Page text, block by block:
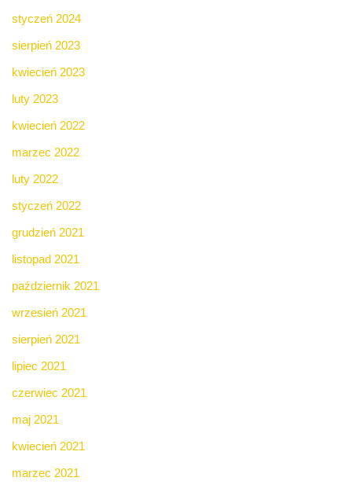
styczeń 2024
sierpień 2023
kwiecień 2023
luty 2023
kwiecień 2022
marzec 2022
luty 2022
styczeń 2022
grudzień 2021
listopad 2021
październik 2021
wrzesień 2021
sierpień 2021
lipiec 2021
czerwiec 2021
maj 2021
kwiecień 2021
marzec 2021